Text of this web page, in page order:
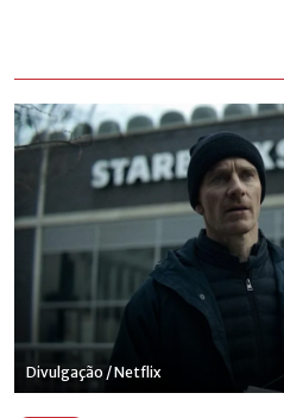
Divulgação / Netflix